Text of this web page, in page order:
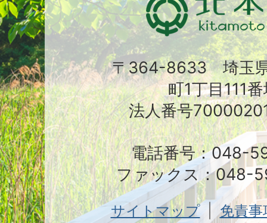
〒364-8633 埼玉
町1丁目111
法人番号
電話番号：048-
ファックス：048-
サイトマップ 免責